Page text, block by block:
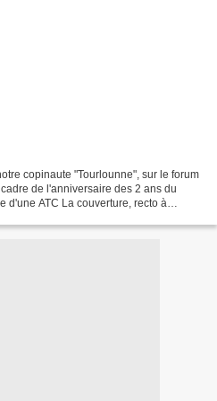
copinaute "Tourlounne", sur le forum
de l'anniversaire des 2 ans du
d'une ATC La couverture, recto à